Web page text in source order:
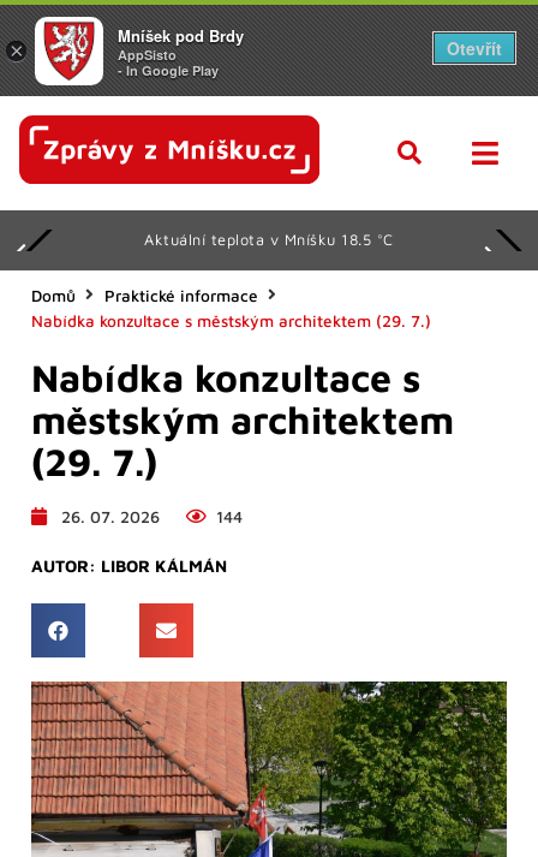
Aktuální teplota v Mníšku 18.5 °C
Domů
Praktické informace
Nabídka konzultace s městským architektem (29. 7.)
Nabídka konzultace s
městským architektem
(29. 7.)
26. 07. 2026 144
AUTOR: LIBOR KÁLMÁN
×
Mníšek pod Brdy
AppSisto
- In Google Play
Otevřít